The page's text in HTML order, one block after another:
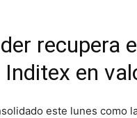
recupera
en
este lunes como